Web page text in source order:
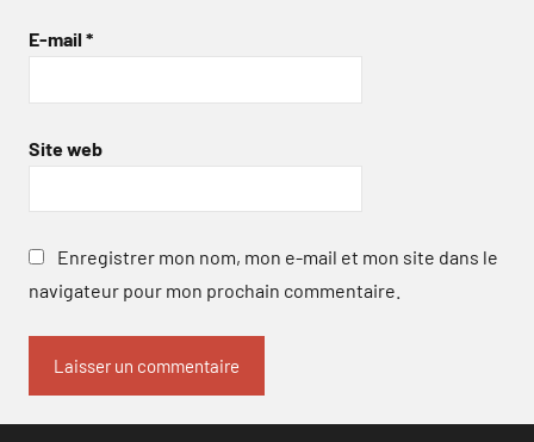
E-mail *
Site web
Enregistrer mon nom, mon e-mail et mon site dans le
navigateur pour mon prochain commentaire.